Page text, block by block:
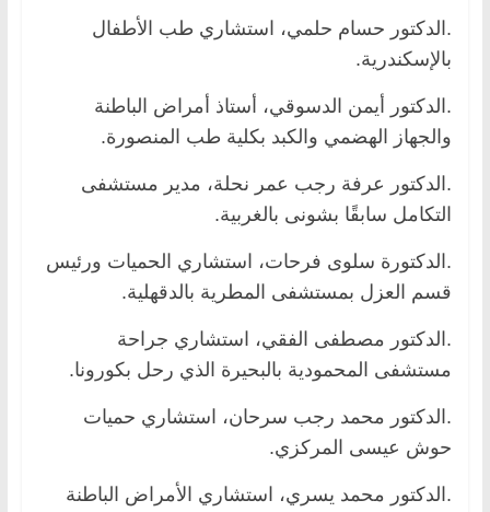
.الدكتور حسام حلمي، استشاري طب الأطفال
بالإسكندرية.
.الدكتور أيمن الدسوقي، أستاذ أمراض الباطنة
والجهاز الهضمي والكبد بكلية طب المنصورة.
.الدكتور عرفة رجب عمر نحلة، مدير مستشفى
التكامل سابقًا بشونى بالغربية.
.الدكتورة سلوى فرحات، استشاري الحميات ورئيس
قسم العزل بمستشفى المطرية بالدقهلية.
.الدكتور مصطفى الفقي، استشاري جراحة
مستشفى المحمودية بالبحيرة الذي رحل بكورونا.
.الدكتور محمد رجب سرحان، استشاري حميات
حوش عيسى المركزي.
.الدكتور محمد يسري، استشاري الأمراض الباطنة